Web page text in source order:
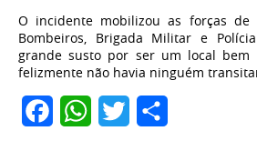
O incidente mobilizou as forças de
Bombeiros, Brigada Militar e
grande susto por ser um local bem
felizmente não havia ninguém
FacebookWhatsApp
Twitter